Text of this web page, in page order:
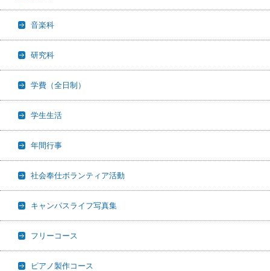
音楽科
研究科
学費（全日制）
学生生活
年間行事
社会奉仕ボランティア活動
キャンパスライフ写真集
フリーコース
ピアノ製作コース